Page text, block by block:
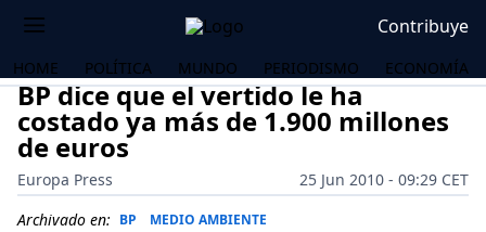
Contribuye
HOME POLÍTICA MUNDO PERIODISMO ECONOMÍA
BP dice que el vertido le ha
costado ya más de 1.900 millones
de euros
Europa Press
25 Jun 2010 - 09:29 CET
Archivado en: BP MEDIO AMBIENTE